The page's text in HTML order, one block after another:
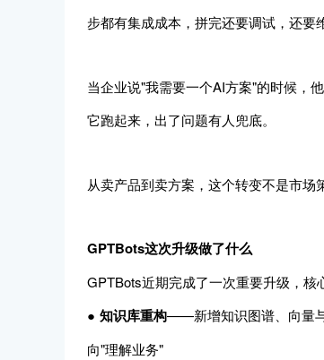
步都有集成成本，拼完还要调试，还要
当企业说"我需要一个AI方案"的时候，
它跑起来，出了问题有人兜底。
从卖产品到卖方案，这个转变不是市场
GPTBots这次升级做了什么
GPTBots近期完成了一次重要升级，核
● 知识库重构——新增知识图谱、向量
向"理解业务"